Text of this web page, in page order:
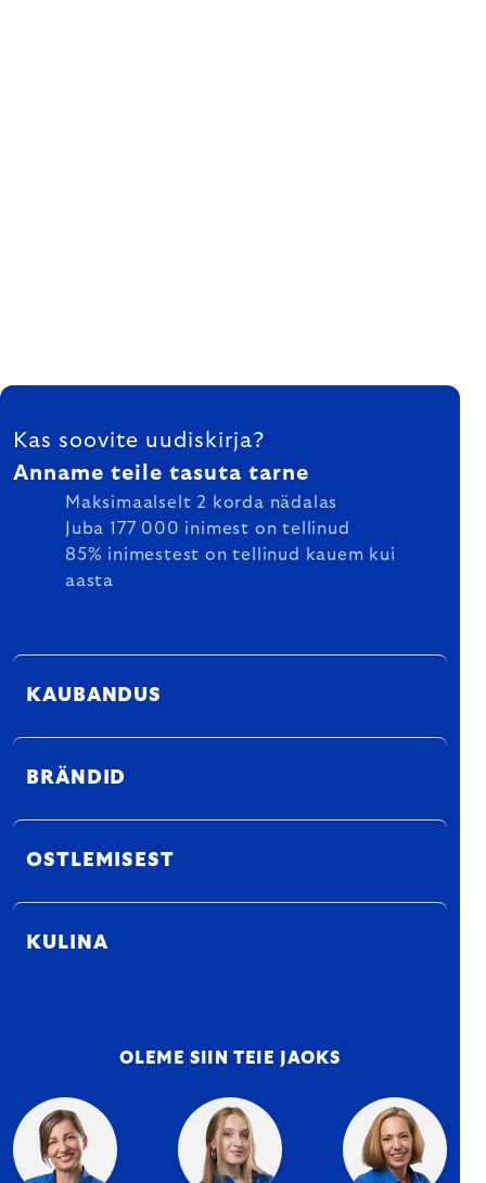
FOOTER
Kas soovite uudiskirja?
Anname teile tasuta tarne
Maksimaalselt 2 korda nädalas
Juba 177 000 inimest on tellinud
85% inimestest on tellinud kauem kui
aasta
KAUBANDUS
BRÄNDID
OSTLEMISEST
KULINA
OLEME SIIN TEIE JAOKS